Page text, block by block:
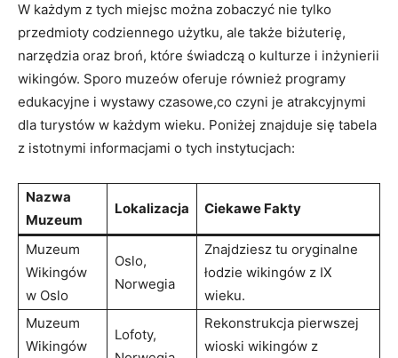
W każdym z tych miejsc można zobaczyć nie tylko
przedmioty codziennego użytku, ale także biżuterię,
narzędzia oraz broń, które świadczą o kulturze i inżynierii
wikingów. Sporo muzeów oferuje również programy
edukacyjne i wystawy czasowe,co czyni je atrakcyjnymi
dla turystów w każdym wieku. Poniżej znajduje się tabela
z istotnymi informacjami o tych instytucjach:
Nazwa
Muzeum
Lokalizacja Ciekawe Fakty
Muzeum
Wikingów
w Oslo
Oslo,
Norwegia
Znajdziesz tu oryginalne
łodzie wikingów z IX
wieku.
Muzeum
Wikingów
Lofoty,
Rekonstrukcja pierwszej
wioski wikingów z